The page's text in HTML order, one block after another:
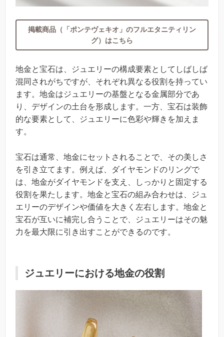
掲載商品（「ポンテヴェキオ」のフルエタニティリン
グ）はこちら
地金と宝石は、ジュエリーの構成要素としてしばしば
混同されがちですが、それぞれ異なる役割を持ってい
ます。地金はジュエリーの基盤となる金属部分であ
り、デザインの土台を形成します。一方、宝石は装飾
的な要素として、ジュエリーに色彩や輝きを加えま
す。
宝石は通常、地金にセットされることで、その美しさ
を引き立てます。例えば、ダイヤモンドのリングで
は、地金がダイヤモンドを支え、しっかりと固定する
役割を果たします。地金と宝石の組み合わせは、ジュ
エリーのデザインや価値を大きく左右します。地金と
宝石が互いに補完し合うことで、ジュエリーはその魅
力を最大限に引き出すことができるのです。
ジュエリーにおける地金の役割